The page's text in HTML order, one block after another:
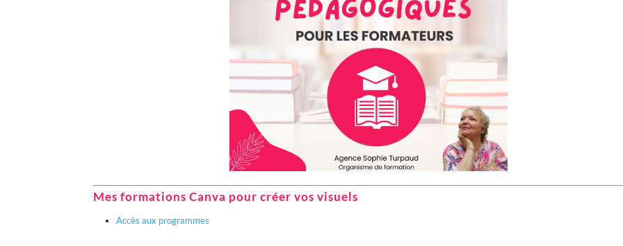
Mes formations Canva pour créer vos visuels‍
Accès aux programmes